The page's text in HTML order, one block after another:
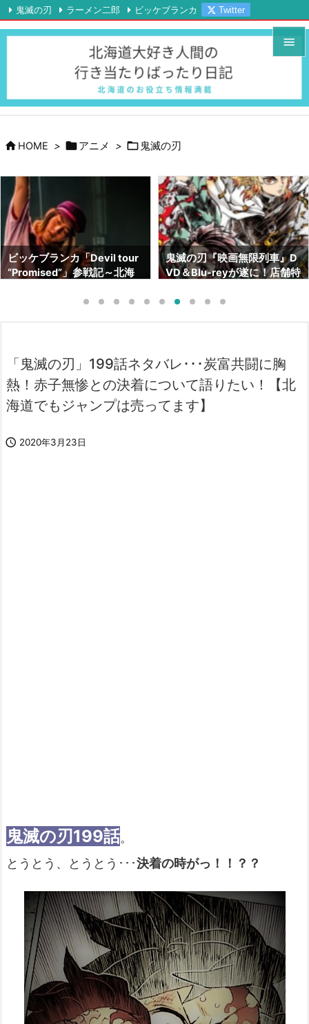



次へ

検索
鬼滅の刃 ラーメン二郎 ビッケブランカ
Twitter
Instagram
YouTube RSS Feedly
 HOME > アニメ >  鬼滅の刃
鬼滅の刃『映画無限列車』D
VD＆Blu-reyが遂に！店舗特
でも予約出来ます】
鬼滅の刃画集『幾星霜』が素
晴らしい！！ネタバレも！！
も売ってます】
「鬼滅の刃」199話ネタバレ･･･炭富共闘に胸
熱！赤子無惨との決着について語りたい！【北
海道でもジャンプは売ってます】
 2020年3月23日
鬼滅の刃199話。
とうとう、とうとう･･･決着の時がっ！！？？